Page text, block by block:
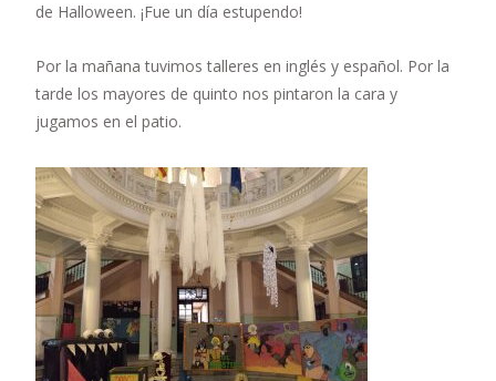
de Halloween. ¡Fue un día estupendo!
Por la mañana tuvimos talleres en inglés y español. Por la
tarde los mayores de quinto nos pintaron la cara y
jugamos en el patio.